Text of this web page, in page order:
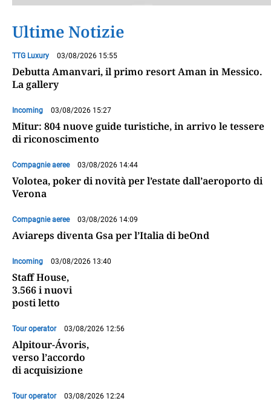
Ultime Notizie
TTG Luxury 03/08/2026 15:55
Debutta Amanvari, il primo resort Aman in Messico.
La gallery
Incoming 03/08/2026 15:27
Mitur: 804 nuove guide turistiche, in arrivo le tessere
di riconoscimento
Compagnie aeree 03/08/2026 14:44
Volotea, poker di novità per l’estate dall’aeroporto di
Verona
Compagnie aeree 03/08/2026 14:09
Aviareps diventa Gsa per l’Italia di beOnd
Incoming 03/08/2026 13:40
Staff House,
3.566 i nuovi
posti letto
Tour operator 03/08/2026 12:56
Alpitour-Ávoris,
verso l’accordo
di acquisizione
Tour operator 03/08/2026 12:24